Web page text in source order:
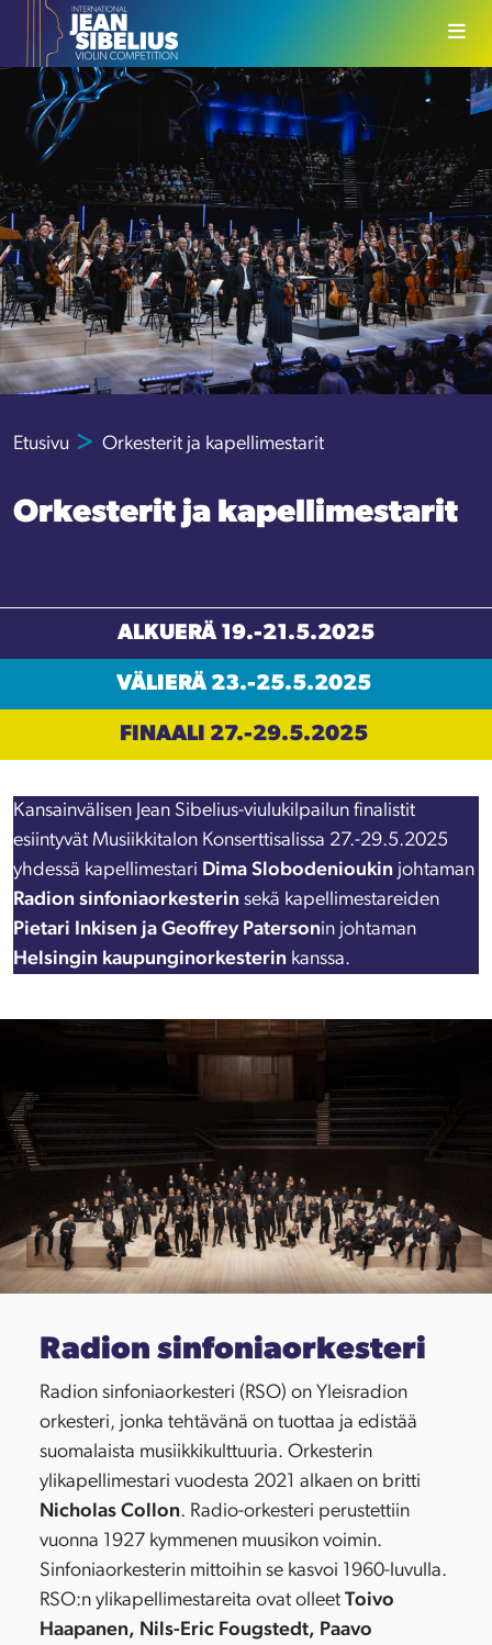
Siirry sisältöön
Etusivu Orkesterit ja kapellimestarit
Orkesterit ja kapellimestarit
ALKUERÄ 19.-21.5.2025
VÄLIERÄ 23.-25.5.2025
FINAALI 27.-29.5.2025
Kansainvälisen Jean Sibelius-viulukilpailun finalistit
esiintyvät Musiikkitalon Konserttisalissa 27.-29.5.2025
yhdessä kapellimestari Dima Slobodenioukin johtaman
Radion sinfoniaorkesterin sekä kapellimestareiden
Pietari Inkisen ja Geoffrey Patersonin johtaman
Helsingin kaupunginorkesterin kanssa.
Radion sinfoniaorkesteri
Radion sinfoniaorkesteri (RSO) on Yleisradion
orkesteri, jonka tehtävänä on tuottaa ja edistää
suomalaista musiikkikulttuuria. Orkesterin
ylikapellimestari vuodesta 2021 alkaen on britti
Nicholas Collon. Radio-orkesteri perustettiin
vuonna 1927 kymmenen muusikon voimin.
Sinfoniaorkesterin mittoihin se kasvoi 1960-luvulla.
RSO:n ylikapellimestareita ovat olleet Toivo
Haapanen, Nils-Eric Fougstedt, Paavo